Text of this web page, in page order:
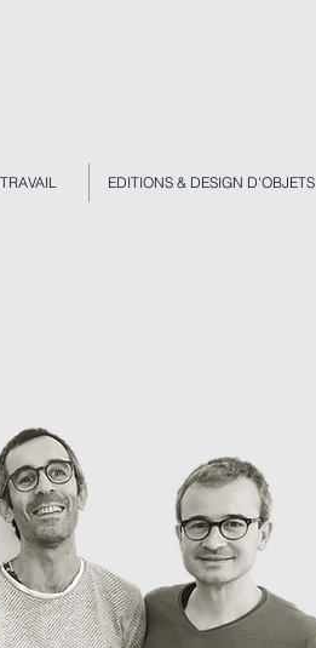
EDITIONS & DESIGN D'OBJETS